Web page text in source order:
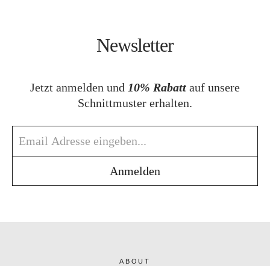
Newsletter
Jetzt anmelden und 10% Rabatt auf unsere
Schnittmuster erhalten.
ABOUT